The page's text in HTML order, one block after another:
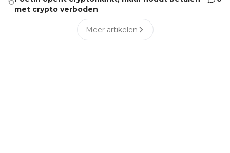
met crypto verboden
Meer artikelen